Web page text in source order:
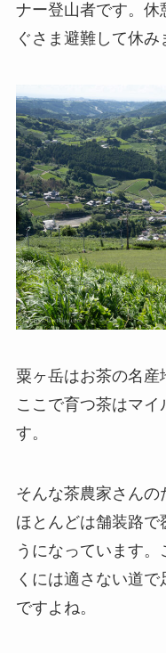
ナー登山者です。休
ぐさま避難して休み
粟ヶ岳はお茶の名産
ここで育つ茶はマ
す。
そんな茶農家さん
ほとんどは舗装路で
うになっています
くには適さない道
ですよね。